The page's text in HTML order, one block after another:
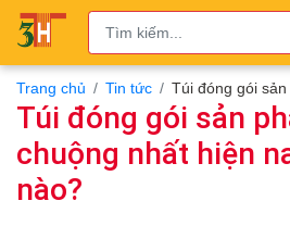
Trang chủ Tin tức Túi đóng gói
Túi đóng gói sản
chuộng nhất hiện
nào?